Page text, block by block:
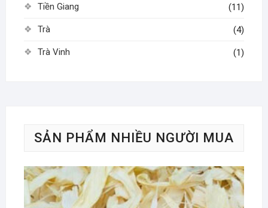
Tiền Giang (11)
Trà (4)
Trà Vinh (1)
SẢN PHẨM NHIỀU NGƯỜI MUA